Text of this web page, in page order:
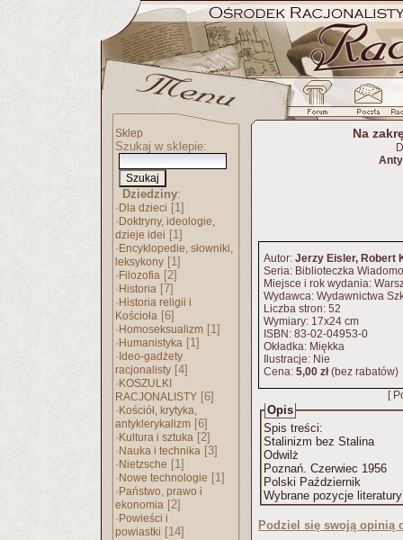
Sklep
Szukaj w sklepie:
Dziedziny:
· Dla dzieci [1]
· Doktryny, ideologie,
dzieje idei [1]
· Encyklopedie, słowniki,
leksykony [1]
· Filozofia [2]
· Historia [7]
· Historia religii i
Kościoła [6]
· Homoseksualizm [1]
· Humanistyka [1]
· Ideo-gadżety
racjonalisty [4]
· KOSZULKI
RACJONALISTY [6]
· Kościół, krytyka,
antyklerykalizm [6]
· Kultura i sztuka [2]
· Nauka i technika [3]
· Nietzsche [1]
· Nowe technologie [1]
· Państwo, prawo i
ekonomia [2]
· Powieści i
powiastki [14]
Na
Autor: Jerzy Eisler, Robert
Seria: Biblioteczka
Miejsce i rok wydania:
Wydawca: Wydawnictwa
Liczba stron: 52
Wymiary: 17x24 cm
ISBN: 83-02-04953-0
Okładka: Miękka
Ilustracje: Nie
Cena: 5,00 zł(bez rabatów)
[
Opis
Spis treści:
Stalinizm bez Stalina
Odwilż
Poznań. Czerwiec 1956
Polski Październik
Wybrane pozycje
Podziel się swoją opinią